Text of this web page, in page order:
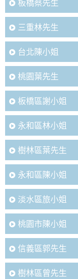
板橋蔡先生
三重林先生
台北陳小姐
桃園葉先生
板橋區謝小姐
永和區林小姐
樹林區葉先生
永和區陳小姐
淡水區旅小姐
桃園市陳小姐
信義區郭先生
樹林區曾先生